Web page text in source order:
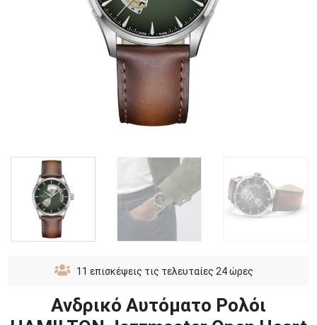
11 επισκέψεις τις τελευταίες 24 ώρες
Ανδρικό Αυτόματο Ρολόι